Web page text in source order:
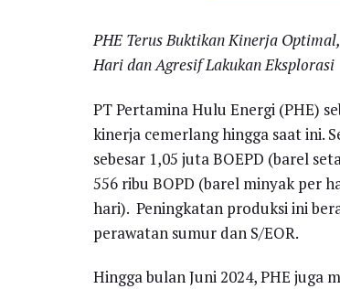
PHE Terus Buktikan Kinerja
Hari dan Agresif Lakukan Eksplorasi
PT Pertamina Hulu Energi (PHE)
kinerja cemerlang hingga saat ini.
sebesar 1,05 juta BOEPD (barel
556 ribu BOPD (barel minyak per
hari). Peningkatan produksi ini
perawatan sumur dan S/EOR.
Hingga bulan Juni 2024, PHE juga